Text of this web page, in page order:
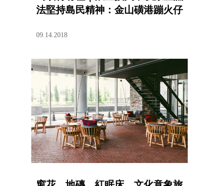
法堅持島民精神：金山磺港蹦火仔
09.14.2018